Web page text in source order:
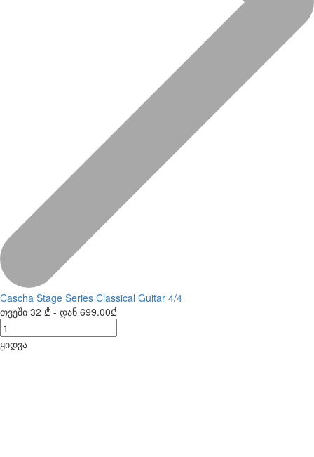
Cascha Stage Series Classical Guitar 4/4
თვეში 32 ₾ - დან 699.00₾
ყიდვა